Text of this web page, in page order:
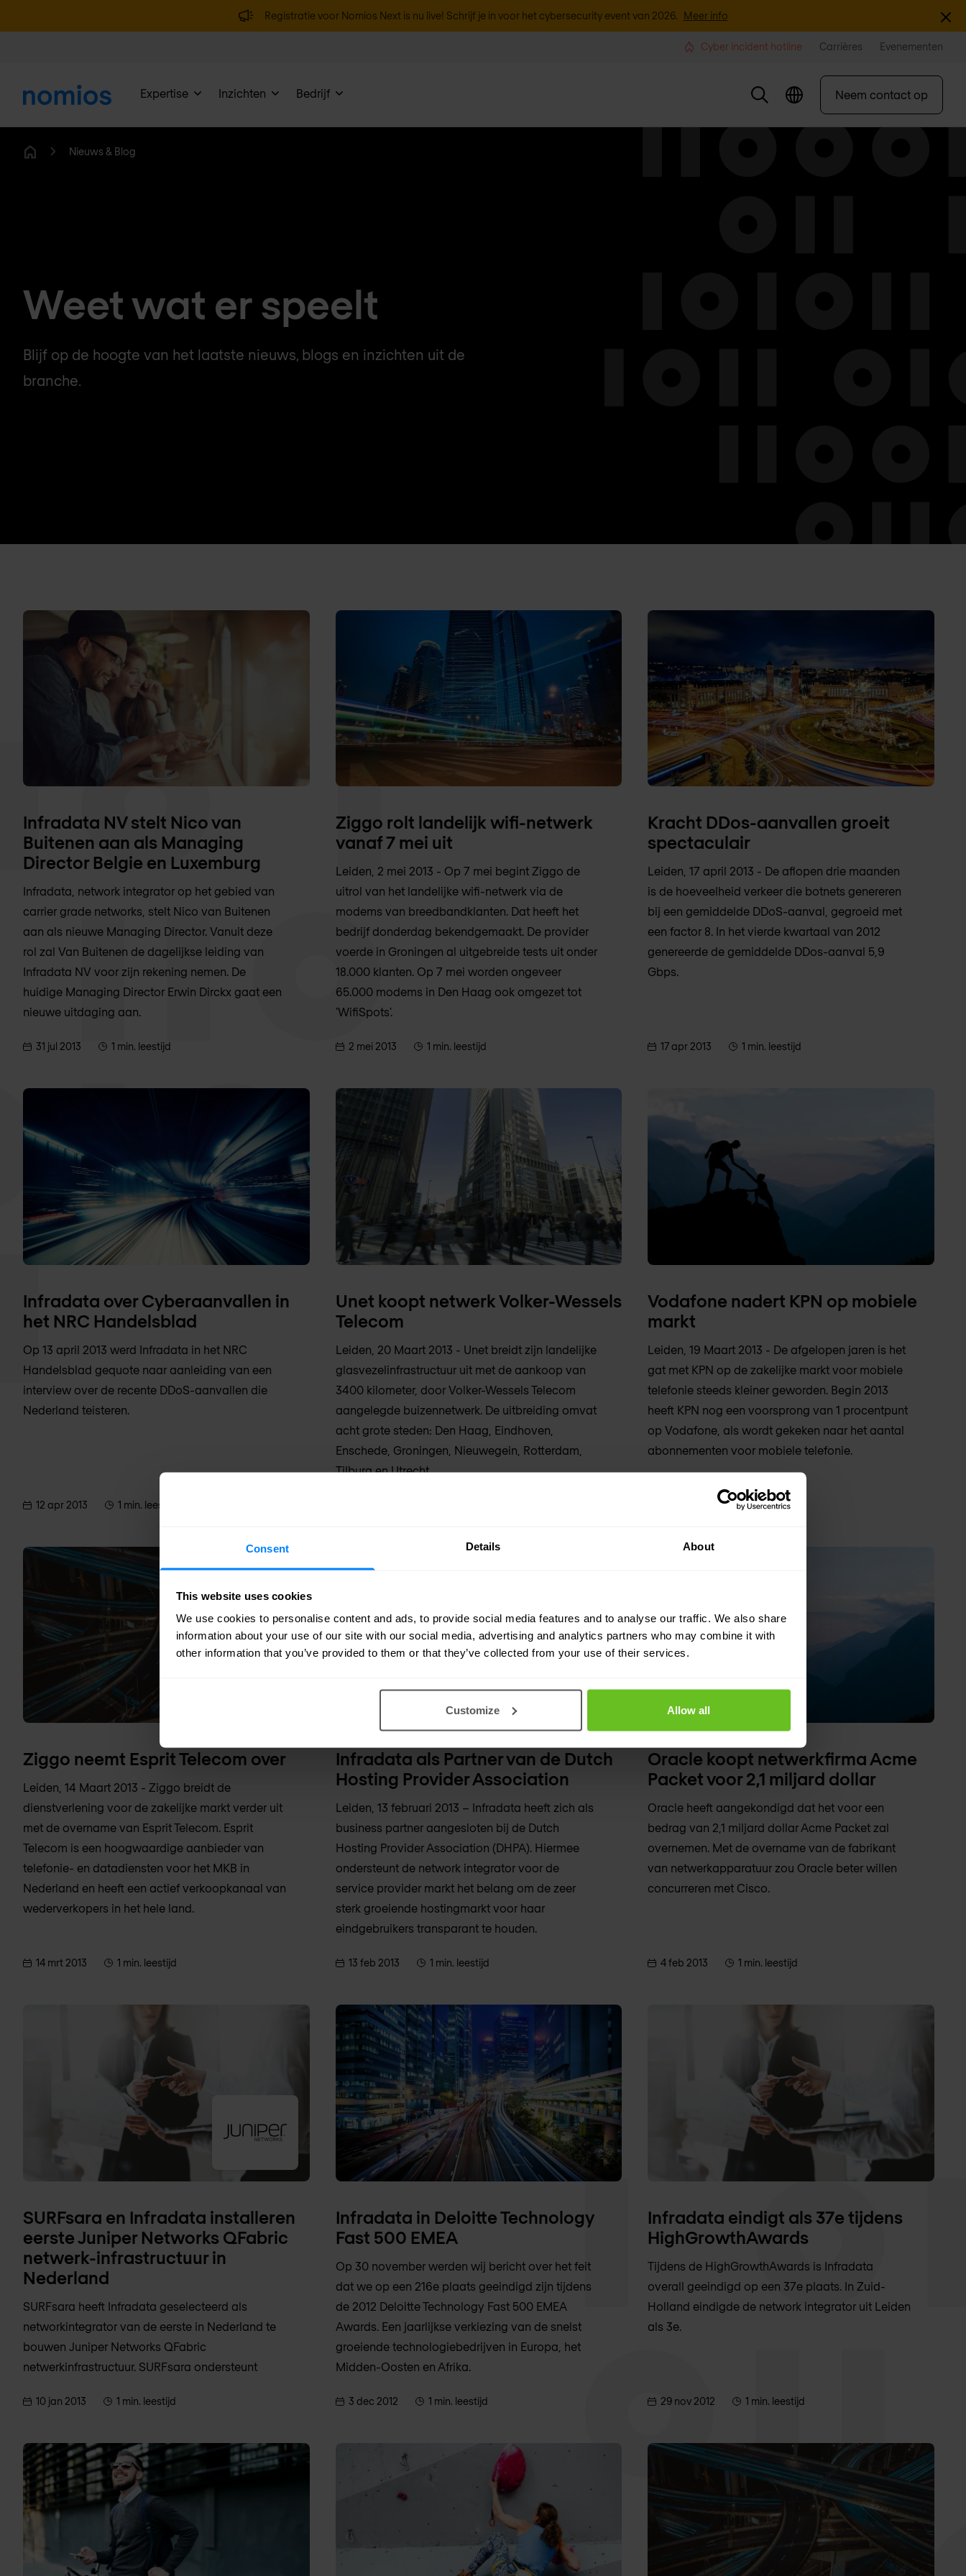
Consent Details About
This website uses cookies
We use cookies to personalise content and ads, to provide social media features and to analyse our traffic. We also share
information about your use of our site with our social media, advertising and analytics partners who may combine it with
other information that you’ve provided to them or that they’ve collected from your use of their services.
Customize Allow all
Registratie voor Nomios Next is nu live! Schrijf je in voor het cybersecurity event van 2026. Meer info
Cyber incident hotline Carrières Evenementen
Expertise Inzichten Bedrijf Neem contact op
Nieuws & Blog
Weet wat er speelt
Blijf op de hoogte van het laatste nieuws, blogs en inzichten uit de
branche.
Infradata NV stelt Nico van
Buitenen aan als Managing
Director Belgie en Luxemburg
Infradata, network integrator op het gebied van
carrier grade networks, stelt Nico van Buitenen
aan als nieuwe Managing Director. Vanuit deze
rol zal Van Buitenen de dagelijkse leiding van
Infradata NV voor zijn rekening nemen. De
huidige Managing Director Erwin Dirckx gaat een
nieuwe uitdaging aan.
31 jul 2013 1 min. leestijd
Ziggo rolt landelijk wifi-netwerk
vanaf 7 mei uit
Leiden, 2 mei 2013 - Op 7 mei begint Ziggo de
uitrol van het landelijke wifi-netwerk via de
modems van breedbandklanten. Dat heeft het
bedrijf donderdag bekendgemaakt. De provider
voerde in Groningen al uitgebreide tests uit onder
18.000 klanten. Op 7 mei worden ongeveer
65.000 modems in Den Haag ook omgezet tot
'WifiSpots'.
2 mei 2013 1 min. leestijd
Kracht DDos-aanvallen groeit
spectaculair
Leiden, 17 april 2013 - De aflopen drie maanden
is de hoeveelheid verkeer die botnets genereren
bij een gemiddelde DDoS-aanval, gegroeid met
een factor 8. In het vierde kwartaal van 2012
genereerde de gemiddelde DDos-aanval 5,9
Gbps.
17 apr 2013 1 min. leestijd
Infradata over Cyberaanvallen in
het NRC Handelsblad
Op 13 april 2013 werd Infradata in het NRC
Handelsblad gequote naar aanleiding van een
interview over de recente DDoS-aanvallen die
Nederland teisteren.
12 apr 2013 1 min. leestijd
Unet koopt netwerk Volker-Wessels
Telecom
Leiden, 20 Maart 2013 - Unet breidt zijn landelijke
glasvezelinfrastructuur uit met de aankoop van
3400 kilometer, door Volker-Wessels Telecom
aangelegde buizennetwerk. De uitbreiding omvat
acht grote steden: Den Haag, Eindhoven,
Enschede, Groningen, Nieuwegein, Rotterdam,
Tilburg en Utrecht.
Vodafone nadert KPN op mobiele
markt
Leiden, 19 Maart 2013 - De afgelopen jaren is het
gat met KPN op de zakelijke markt voor mobiele
telefonie steeds kleiner geworden. Begin 2013
heeft KPN nog een voorsprong van 1 procentpunt
op Vodafone, als wordt gekeken naar het aantal
abonnementen voor mobiele telefonie.
1 min. leestijd
Ziggo neemt Esprit Telecom over
Leiden, 14 Maart 2013 - Ziggo breidt de
dienstverlening voor de zakelijke markt verder uit
met de overname van Esprit Telecom. Esprit
Telecom is een hoogwaardige aanbieder van
telefonie- en datadiensten voor het MKB in
Nederland en heeft een actief verkoopkanaal van
wederverkopers in het hele land.
14 mrt 2013 1 min. leestijd
Infradata als Partner van de Dutch
Hosting Provider Association
Leiden, 13 februari 2013 – Infradata heeft zich als
business partner aangesloten bij de Dutch
Hosting Provider Association (DHPA). Hiermee
ondersteunt de network integrator voor de
service provider markt het belang om de zeer
sterk groeiende hostingmarkt voor haar
eindgebruikers transparant te houden.
13 feb 2013 1 min. leestijd
Oracle koopt netwerkfirma Acme
Packet voor 2,1 miljard dollar
Oracle heeft aangekondigd dat het voor een
bedrag van 2,1 miljard dollar Acme Packet zal
overnemen. Met de overname van de fabrikant
van netwerkapparatuur zou Oracle beter willen
concurreren met Cisco.
4 feb 2013 1 min. leestijd
SURFsara en Infradata installeren
eerste Juniper Networks QFabric
netwerk-infrastructuur in
Nederland
SURFsara heeft Infradata geselecteerd als
networkintegrator van de eerste in Nederland te
bouwen Juniper Networks QFabric
netwerkinfrastructuur. SURFsara ondersteunt
10 jan 2013 1 min. leestijd
Infradata in Deloitte Technology
Fast 500 EMEA
Op 30 november werden wij bericht over het feit
dat we op een 216e plaats geeindigd zijn tijdens
de 2012 Deloitte Technology Fast 500 EMEA
Awards. Een jaarlijkse verkiezing van de snelst
groeiende technologiebedrijven in Europa, het
Midden-Oosten en Afrika.
3 dec 2012 1 min. leestijd
Infradata eindigt als 37e tijdens
HighGrowthAwards
Tijdens de HighGrowthAwards is Infradata
overall geeindigd op een 37e plaats. In Zuid-
Holland eindigde de network integrator uit Leiden
als 3e.
29 nov 2012 1 min. leestijd